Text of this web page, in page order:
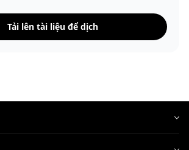
Tải lên tài liệu để dịch